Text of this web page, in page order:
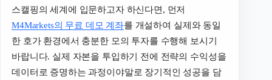
스캘핑의 세계에 입문하고자 하신다면, 먼저
M4Markets의 무료 데모 계좌를 개설하여 실제와 동일
한 호가 환경에서 충분한 모의 투자를 수행해 보시기
바랍니다. 실제 자본을 투입하기 전에 전략의 수익성을
데이터로 증명하는 과정이야말로 장기적인 성공을 담